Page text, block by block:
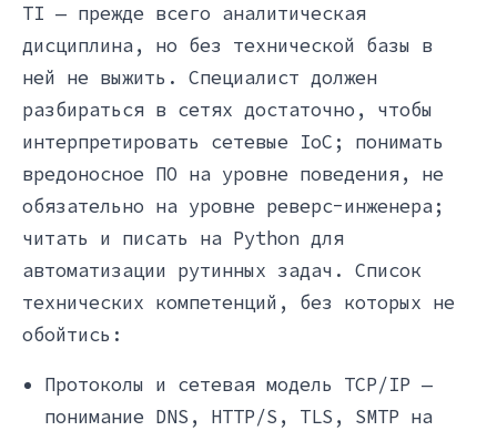
TI — прежде всего аналитическая
дисциплина, но без технической базы в
ней не выжить. Специалист должен
разбираться в сетях достаточно, чтобы
интерпретировать сетевые IoC; понимать
вредоносное ПО на уровне поведения, не
обязательно на уровне реверс-инженера;
читать и писать на Python для
автоматизации рутинных задач. Список
технических компетенций, без которых не
обойтись:
Протоколы и сетевая модель TCP/IP —
понимание DNS, HTTP/S, TLS, SMTP на